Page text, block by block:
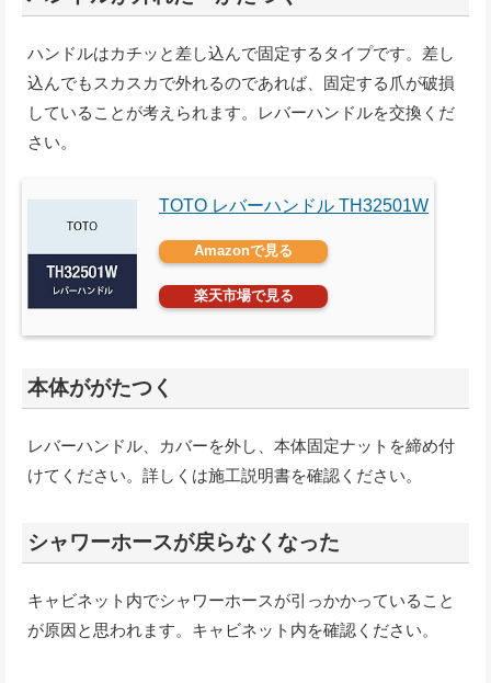
ハンドルはカチッと差し込んで固定するタイプです。差し
込んでもスカスカで外れるのであれば、固定する爪が破損
していることが考えられます。レバーハンドルを交換くだ
さい。
TOTO レバーハンドル TH32501W
Amazonで見る
楽天市場で見る
本体ががたつく
レバーハンドル、カバーを外し、本体固定ナットを締め付
けてください。詳しくは施工説明書を確認ください。
シャワーホースが戻らなくなった
キャビネット内でシャワーホースが引っかかっていること
が原因と思われます。キャビネット内を確認ください。